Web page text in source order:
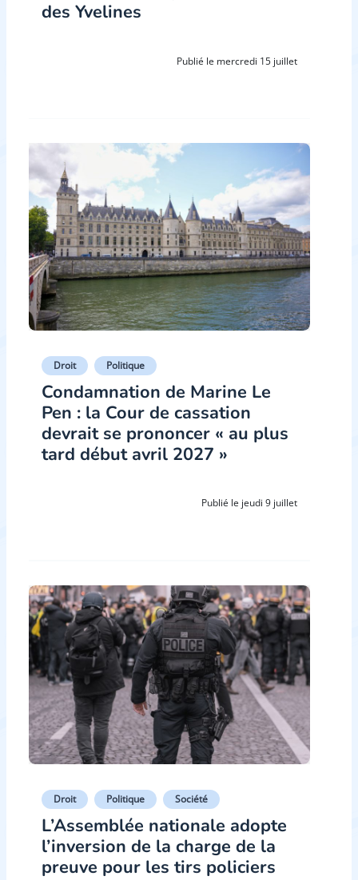
des Yvelines
Publié le mercredi 15 juillet
Droit Politique
Condamnation de Marine Le
Pen : la Cour de cassation
devrait se prononcer « au plus
tard début avril 2027 »
Publié le jeudi 9 juillet
Droit Politique Société
L’Assemblée nationale adopte
l’inversion de la charge de la
preuve pour les tirs policiers